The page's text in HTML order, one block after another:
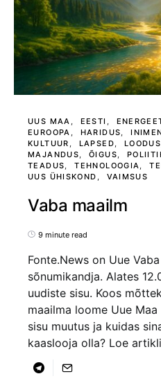
UUS MAA EESTI
EUROOPA
HARIDUS
KULTUUR
LAPSED LOODUS
MAJANDUS
ÕIGUS
TEADUS
TEHNOLOOGIA
UUS ÜHISKOND
VAIMSUS
Vaba maailm
9 minute read
Fonte.News on Uue
sõnumikandja. Alates
uudiste sisu. Koos
maailma loome Uue
sisu muutus ja kuidas
kaaslooja olla? Loe